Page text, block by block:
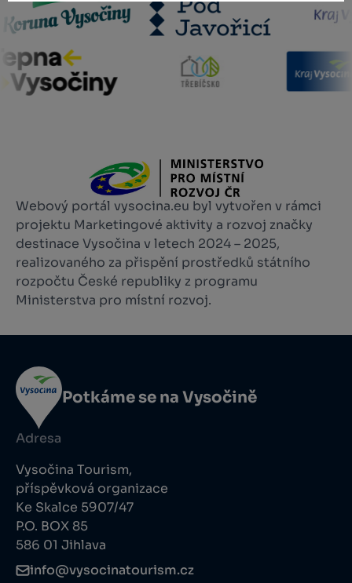
Webový portál vysocina.eu byl vytvořen v rámci
projektu Marketingové aktivity a rozvoj značky
destinace Vysočina v letech 2024 – 2025,
realizovaného za přispění prostředků státního
rozpočtu České republiky z programu
Ministerstva pro místní rozvoj.
Potkáme se na Vysočině
Adresa
Vysočina Tourism,
příspěvková organizace
Ke Skalce 5907/47
P.O. BOX 85
586 01 Jihlava
info@vysocinatourism.cz